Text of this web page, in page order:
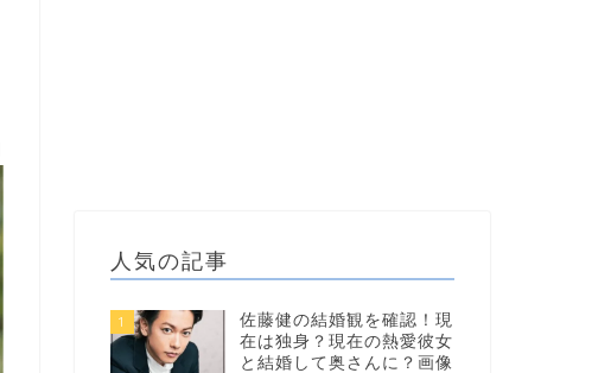
人気の記事
1
佐藤健の結婚観を確認！現
在は独身？現在の熱愛彼女
と結婚して奥さんに？画像